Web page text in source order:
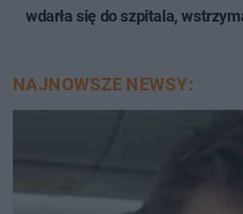
wdarła się do szpitala,
NAJNOWSZE NEWSY: